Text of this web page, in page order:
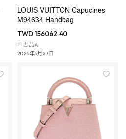
LOUIS VUITTON Capucines
M94634 Handbag
TWD 156062.40
中古品A
2026年6月27日